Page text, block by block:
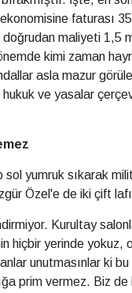
faturası
maliyeti 1,5
kimi zaman
asla mazur
ve yasalar
sol yumruk sıkarak
Özel'e de iki çift
Kurultay
hiçbir yerinde yokuz,
unutmasınlar ki
prim vermez. Biz de